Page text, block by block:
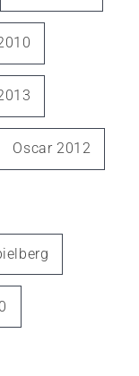
Oscar 2012